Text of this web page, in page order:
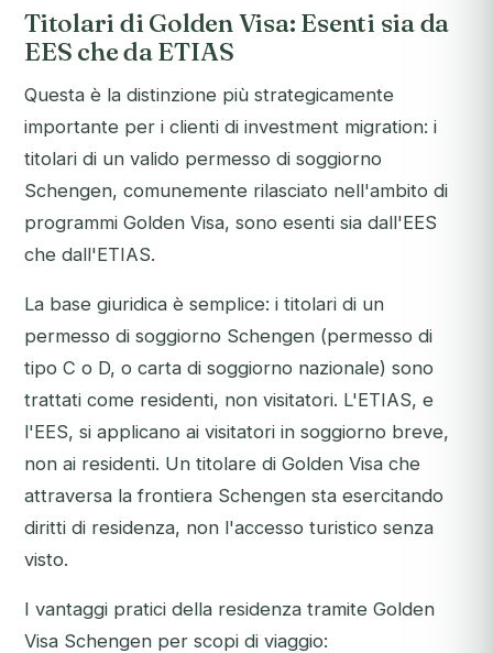
Titolari di Golden Visa: Esenti sia da
EES che da ETIAS
Questa è la distinzione più strategicamente
importante per i clienti di investment migration: i
titolari di un valido permesso di soggiorno
Schengen, comunemente rilasciato nell'ambito di
programmi Golden Visa, sono esenti sia dall'EES
che dall'ETIAS.
La base giuridica è semplice: i titolari di un
permesso di soggiorno Schengen (permesso di
tipo C o D, o carta di soggiorno nazionale) sono
trattati come residenti, non visitatori. L'ETIAS, e
l'EES, si applicano ai visitatori in soggiorno breve,
non ai residenti. Un titolare di Golden Visa che
attraversa la frontiera Schengen sta esercitando
diritti di residenza, non l'accesso turistico senza
visto.
I vantaggi pratici della residenza tramite Golden
Visa Schengen per scopi di viaggio: